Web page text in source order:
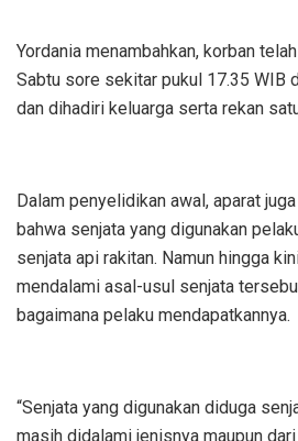
Yordania menambahkan, korban
Sabtu sore sekitar pukul 17.35 WIB
dan dihadiri keluarga serta rekan
Dalam penyelidikan awal, aparat
bahwa senjata yang digunakan
senjata api rakitan. Namun hingga
mendalami asal-usul senjata
bagaimana pelaku mendapatkannya.
“Senjata yang digunakan diduga
masih didalami jenisnya maupun